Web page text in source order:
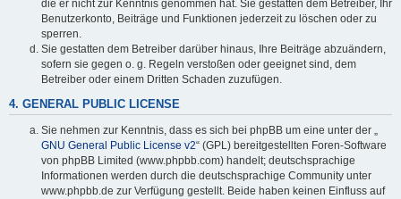
die er nicht zur Kenntnis genommen hat. Sie gestatten dem Betreiber, Ihr
Benutzerkonto, Beiträge und Funktionen jederzeit zu löschen oder zu
sperren.
Sie gestatten dem Betreiber darüber hinaus, Ihre Beiträge abzuändern,
sofern sie gegen o. g. Regeln verstoßen oder geeignet sind, dem
Betreiber oder einem Dritten Schaden zuzufügen.
4. GENERAL PUBLIC LICENSE
Sie nehmen zur Kenntnis, dass es sich bei phpBB um eine unter der „
GNU General Public License v2“ (GPL) bereitgestellten Foren-Software
von phpBB Limited (www.phpbb.com) handelt; deutschsprachige
Informationen werden durch die deutschsprachige Community unter
www.phpbb.de zur Verfügung gestellt. Beide haben keinen Einfluss auf